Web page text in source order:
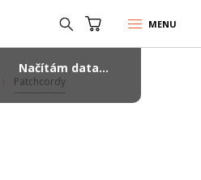
MENU
Patchcordy
Načítám data...